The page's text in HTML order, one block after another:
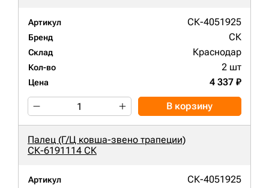
Артикул СК-4051925
Бренд СК
Склад Краснодар
Кол-во 2 шт
Цена 4 337 ₽
В корзину
Палец (Г/Ц ковша-звено трапеции)
СК-6191114 СК
Артикул СК-4051925